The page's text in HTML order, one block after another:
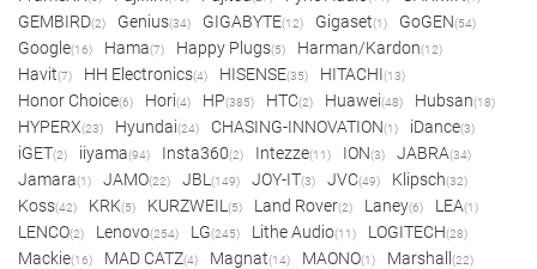
GEMBIRD(2) Genius(34) GIGABYTE(12) Gigaset(1) GoGEN(54)
Google(16) Hama(7) Happy Plugs(5) Harman/Kardon(12)
Havit(7) HH Electronics(4) HISENSE(35) HITACHI(13)
Honor Choice(6) Hori(4) HP(385) HTC(2) Huawei(48) Hubsan(18)
HYPERX(23) Hyundai(24) CHASING-INNOVATION(1) iDance(3)
iGET(2) iiyama(94) Insta360(2) Intezze(11) ION(3) JABRA(34)
Jamara(1) JAMO(22) JBL (149) JOY-IT(3) JVC(49) Klipsch(32)
Koss(42) KRK(5) KURZWEIL (5) Land Rover(2) Laney(6) LEA(1)
LENCO(2) Lenovo(254) LG(245) Lithe Audio(11) LOGITECH(28)
Mackie(16) MAD CATZ(4) Magnat(14) MAONO(1) Marshall (22)